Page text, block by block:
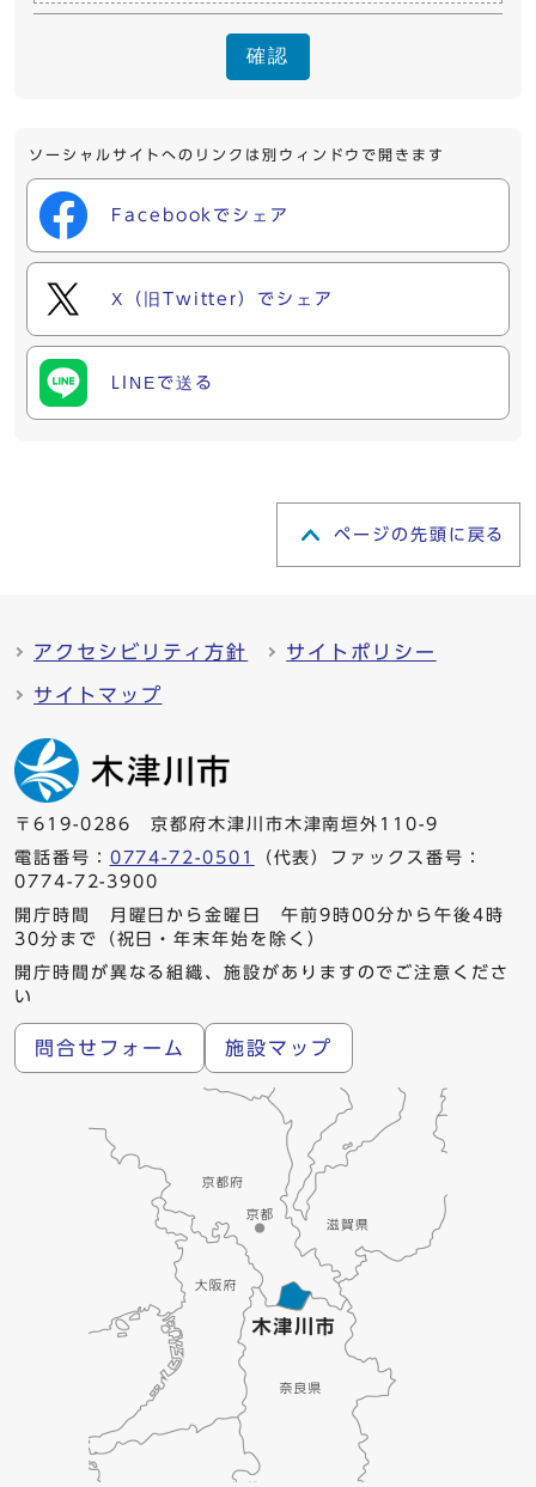
確認
ソーシャルサイトへのリンクは別ウィンドウで開きます
Facebookでシェア
X（旧Twitter）でシェア
LINEで送る
ページの先頭に戻る
アクセシビリティ方針 サイトポリシー
サイトマップ
〒619-0286 京都府木津川市木津南垣外110-9
電話番号： 0774-72-0501
（代表）ファックス番号：
0774-72-3900
開庁時間 月曜日から金曜日 午前9時00分から午後4時
30分まで（祝日・年末年始を除く）
開庁時間が異なる組織、施設がありますのでご注意くださ
い
問合せフォーム 施設マップ